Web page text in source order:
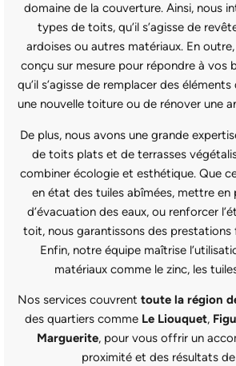
domaine de la couverture. Ainsi, nous
types de toits, qu’il s’agisse de
ardoises ou autres matériaux. En
conçu sur mesure pour répondre à vos
qu’il s’agisse de remplacer des
une nouvelle toiture ou de rénover une
De plus, nous avons une grande
de toits plats et de terrasses
combiner écologie et esthétique. Que
en état des tuiles abîmées, mettre en
d’évacuation des eaux, ou renforcer
toit, nous garantissons des prestations
Enfin, notre équipe maîtrise
matériaux comme le zinc, les
Nos services couvrent toute la région
des quartiers comme Le Liouquet,
Marguerite, pour vous offrir un
proximité et des résultats